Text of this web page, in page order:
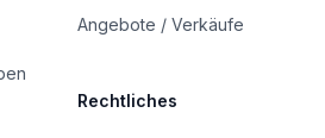
Angebote / Verkäufe
Rechtliches